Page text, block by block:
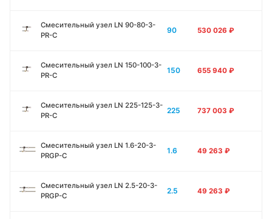
Смесительный узел LN 90-80-3-
PR-C
90 530 026 ₽
Смесительный узел LN 150-100-3-
PR-C
150 655 940 ₽
Смесительный узел LN 225-125-3-
PR-C
225 737 003 ₽
Смесительный узел LN 1.6-20-3-
PRGP-C
1.6 49 263 ₽
Смесительный узел LN 2.5-20-3-
PRGP-C
2.5 49 263 ₽